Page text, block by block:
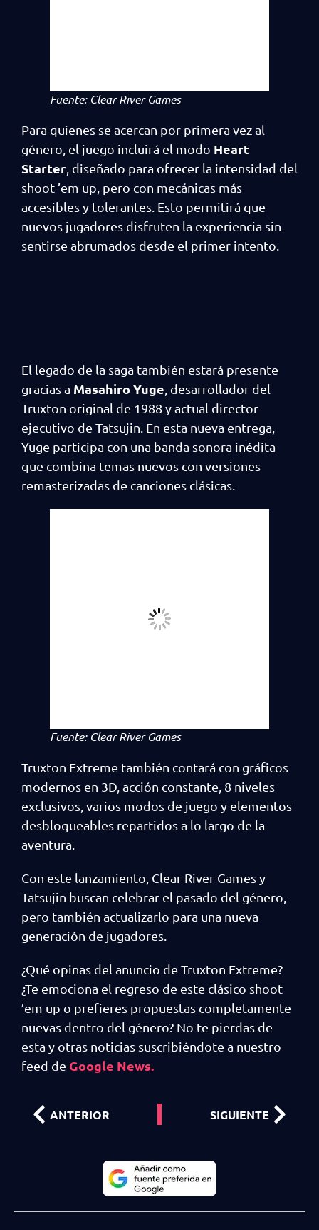
Fuente: Clear River Games
Para quienes se acercan por primera vez al
género, el juego incluirá el modo Heart
Starter, diseñado para ofrecer la intensidad del
shoot ’em up, pero con mecánicas más
accesibles y tolerantes. Esto permitirá que
nuevos jugadores disfruten la experiencia sin
sentirse abrumados desde el primer intento.
El legado de la saga también estará presente
gracias a Masahiro Yuge, desarrollador del
Truxton original de 1988 y actual director
ejecutivo de Tatsujin. En esta nueva entrega,
Yuge participa con una banda sonora inédita
que combina temas nuevos con versiones
remasterizadas de canciones clásicas.
Fuente: Clear River Games
Truxton Extreme también contará con gráficos
modernos en 3D, acción constante, 8 niveles
exclusivos, varios modos de juego y elementos
desbloqueables repartidos a lo largo de la
aventura.
Con este lanzamiento, Clear River Games y
Tatsujin buscan celebrar el pasado del género,
pero también actualizarlo para una nueva
generación de jugadores.
¿Qué opinas del anuncio de Truxton Extreme?
¿Te emociona el regreso de este clásico shoot
’em up o prefieres propuestas completamente
nuevas dentro del género? No te pierdas de
esta y otras noticias suscribiéndote a nuestro
feed de Google News.
ANTERIOR SIGUIENTE